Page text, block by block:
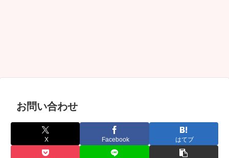
お問い合わせ
X Facebook はてブ